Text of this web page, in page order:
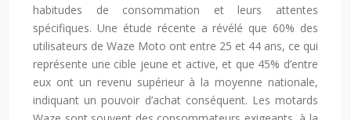
habitudes de consommation et leurs attentes
spécifiques. Une étude récente a révélé que 60% des
utilisateurs de Waze Moto ont entre 25 et 44 ans, ce qui
représente une cible jeune et active, et que 45% d’entre
eux ont un revenu supérieur à la moyenne nationale,
indiquant un pouvoir d’achat conséquent. Les motards